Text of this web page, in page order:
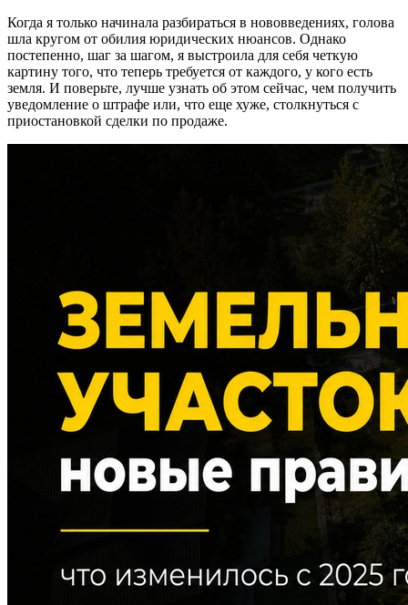
Когда я только начинала разбираться в нововведениях, голова
шла кругом от обилия юридических нюансов. Однако
постепенно, шаг за шагом, я выстроила для себя четкую
картину того, что теперь требуется от каждого, у кого есть
земля. И поверьте, лучше узнать об этом сейчас, чем получить
уведомление о штрафе или, что еще хуже, столкнуться с
приостановкой сделки по продаже.